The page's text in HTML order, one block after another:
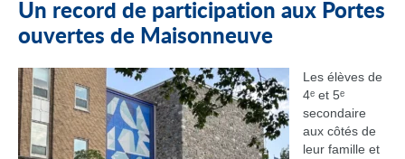
Un record de participation aux Portes
ouvertes de Maisonneuve
Les élèves de
4ᵉ et 5ᵉ
secondaire
aux côtés de
leur famille et